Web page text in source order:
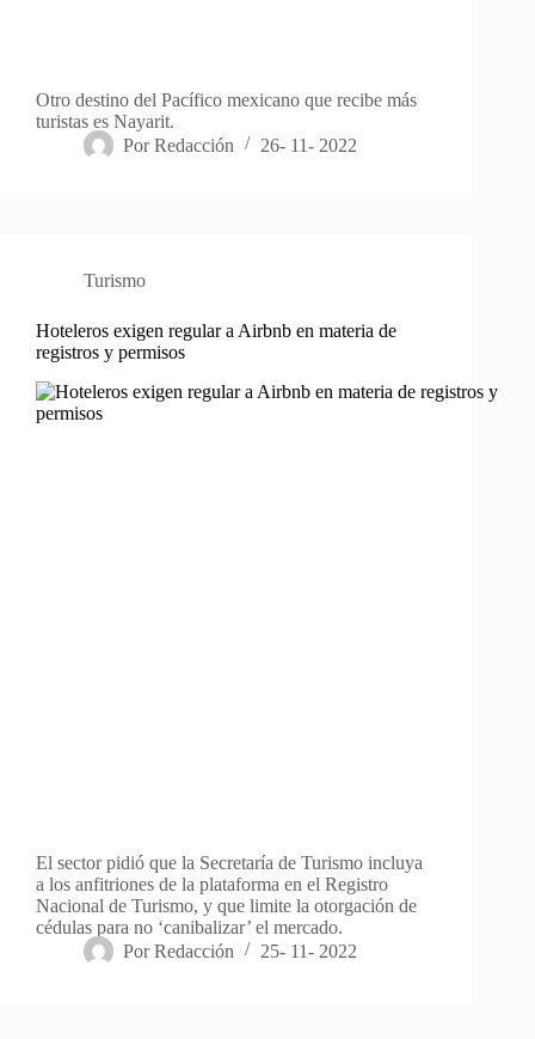
Otro destino del Pacífico mexicano que recibe más
turistas es Nayarit.
Por Redacción 26- 11- 2022
Turismo
Hoteleros exigen regular a Airbnb en materia de
registros y permisos
El sector pidió que la Secretaría de Turismo incluya
a los anfitriones de la plataforma en el Registro
Nacional de Turismo, y que limite la otorgación de
cédulas para no ‘canibalizar’ el mercado.
Por Redacción 25- 11- 2022